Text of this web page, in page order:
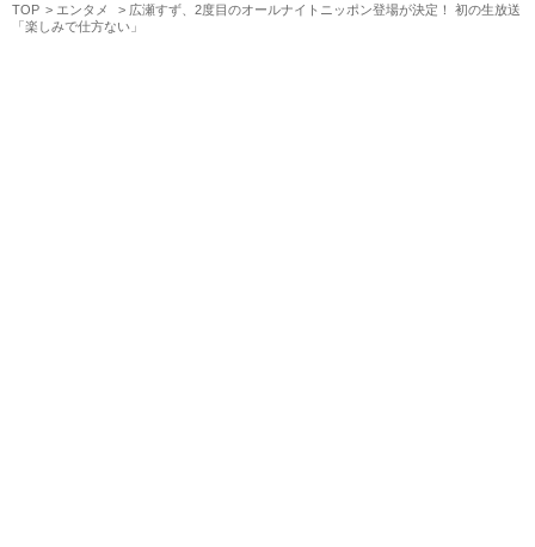
TOP エンタメ
広瀬すず、2度目のオールナイトニッポン登場が決定！ 初の生放送
「楽しみで仕方ない」